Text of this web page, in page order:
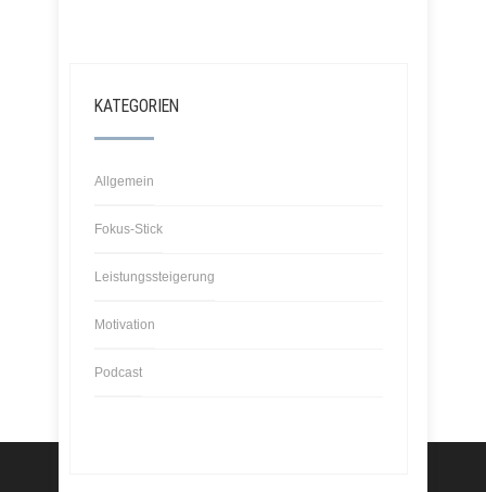
KATEGORIEN
Allgemein
Fokus-Stick
Leistungssteigerung
Motivation
Podcast